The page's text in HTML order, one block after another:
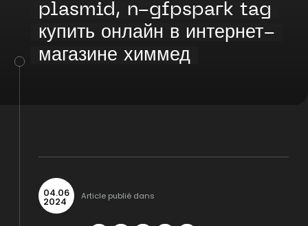
plasmid, n-gfpspark tag
купить онлайн в интернет-
магазине химмед
04.06
2024 Article publié dans